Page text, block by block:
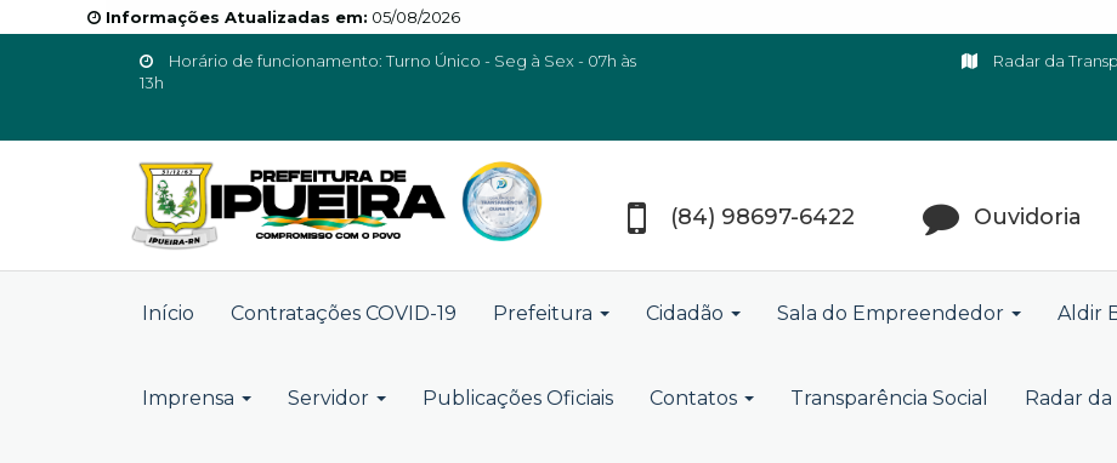
Informações Atualizadas em: 05/08/2026
Horário de funcionamento: Turno Único - Seg à Sex - 07h às
13h
Radar da
(84) 98697-6422 Ouvidoria
Início Contratações COVID-19 Prefeitura Cidadão Sala do Empreendedor Aldir
Imprensa Servidor Publicações Oficiais Contatos Transparência Social Radar